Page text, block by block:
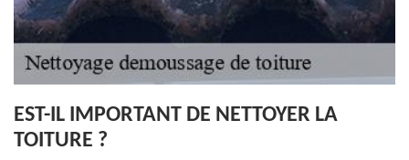
EST-IL IMPORTANT DE NETTOYER LA
TOITURE ?